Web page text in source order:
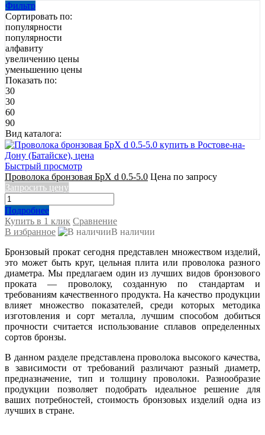
Фильтр
Сортировать по:
популярности
популярности
алфавиту
увеличению цены
уменьшению цены
Показать по:
30
30
60
90
Вид каталога:
Быстрый просмотр
Проволока бронзовая БрХ d 0.5-5.0 Цена по запросу
Запросить цену
Подробнее
Купить в 1 клик Сравнение
В избранное
В наличии
Бронзовый прокат сегодня представлен множеством изделий,
это может быть круг, цельная плита или проволока разного
диаметра. Мы предлагаем один из лучших видов бронзового
проката — проволоку, созданную по стандартам и
требованиям качественного продукта. На качество продукции
влияет множество показателей, среди которых методика
изготовления и сорт металла, лучшим способом добиться
прочности считается использование сплавов определенных
сортов бронзы.
В данном разделе представлена проволока высокого качества,
в зависимости от требований различают разный диаметр,
предназначение, тип и толщину проволоки. Разнообразие
продукции позволяет подобрать идеальное решение для
ваших потребностей, стоимость бронзовых изделий одна из
лучших в стране.